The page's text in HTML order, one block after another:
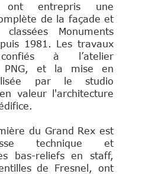
ont entrepris une
de la façade et
Monuments
1981. Les travaux
à l’atelier
PNG, et la mise en
par le studio
valeur l'architecture
du Grand Rex est
technique et
bas-reliefs en staff,
de Fresnel, ont